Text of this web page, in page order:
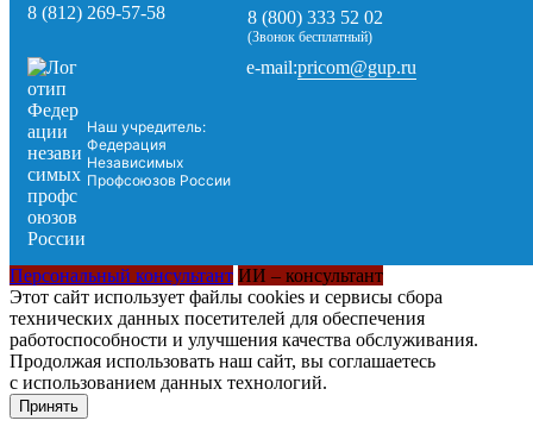
8 (812) 269-57-58
8 (800) 333 52 02
(Звонок бесплатный)
Наш учредитель:
Федерация
Независимых
Профсоюзов России
e-mail:pricom@gup.ru
Персональный консультант ИИ – консультант
Этот сайт использует файлы cookies и сервисы сбора
технических данных посетителей для обеспечения
работоспособности и улучшения качества обслуживания.
Продолжая использовать наш сайт, вы соглашаетесь
с использованием данных технологий.
Принять